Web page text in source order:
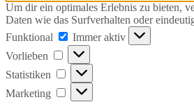
Um dir ein optimales Erlebnis zu bieten,
Daten wie das Surfverhalten oder
Funktional
Funktional
Immer aktiv
Vorlieben
Vorlieben
Statistiken Statistiken
Marketing Marketing